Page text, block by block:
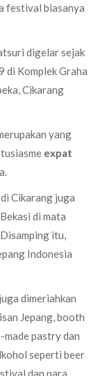
festival biasanya
digelar sejak
di Komplek Graha
Cikarang
yang
expat
Cikarang juga
di mata
itu,
Indonesia
dimeriahkan
Jepang, booth
made pastry dan
seperti beer
dan para